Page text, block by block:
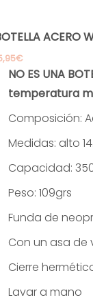
ACERO
€
NO ES UNA
temperatura
Composición:
Medidas: alto
Capacidad:
Peso: 109grs
Funda de
Con un asa de
Cierre
Lavar a mano